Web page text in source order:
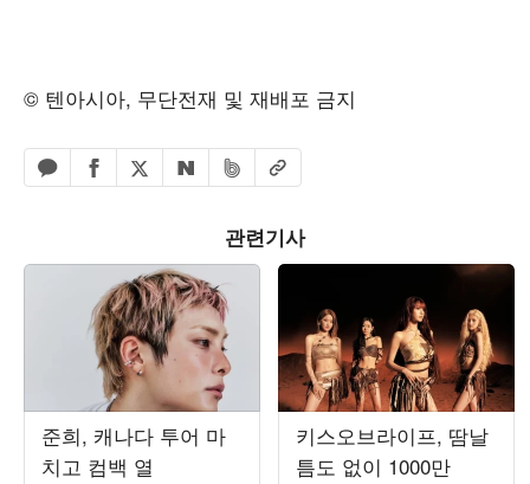
© 텐아시아, 무단전재 및 재배포 금지
카카오톡 공유하기
페이스북 공유하기
엑스 공유하기
네이버 공유하기
밴드 공유하기
URL복사
관련기사
준희, 캐나다 투어 마
치고 컴백 열
키스오브라이프, 땀날
틈도 없이 1000만